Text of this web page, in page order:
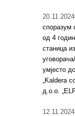
20.11.2024
споразум
од 4
станица
умјесто
„Kaldera
д.о.о.